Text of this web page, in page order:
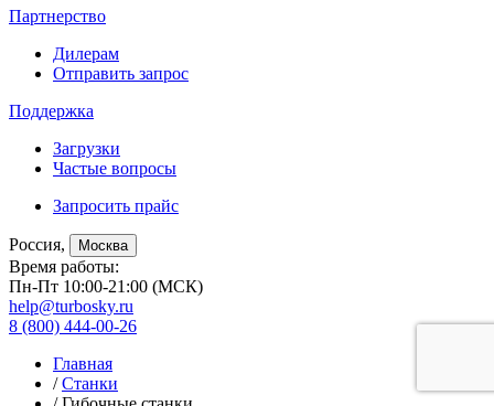
Партнерство
Дилерам
Отправить запрос
Поддержка
Загрузки
Частые вопросы
Запросить прайс
Россия, Москва
Время работы:
Пн-Пт 10:00-21:00 (МСК)
help@turbosky.ru
8 (800) 444-00-26
Главная
/Станки